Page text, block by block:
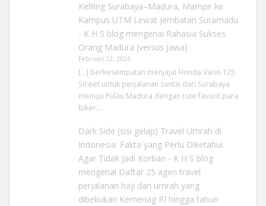
Keliling Surabaya–Madura, Mampir ke
Kampus UTM Lewat Jembatan Suramadu
- K H S blogmengenai Rahasia Sukses
Orang Madura (versus Jawa)
Februari 22, 2026
[…] berkesempatan menjajal Honda Vario 125
Street untuk perjalanan santai dari Surabaya
menuju Pulau Madura dengan rute favorit para
biker:…
Dark Side (sisi gelap) Travel Umrah di
Indonesia: Fakta yang Perlu Diketahui
Agar Tidak Jadi Korban - K H S blog
mengenai Daftar 25 agen travel
perjalanan haji dan umrah yang
dibekukan Kemenag RI hingga tahun